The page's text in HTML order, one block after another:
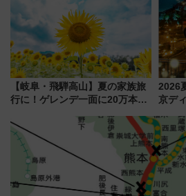
験ブースも アクセスや申込方法
を解説
【岐阜・飛騨高山】夏の家族旅
行に！ゲレンデ一面に20万本の
アひまわり園」開園
2026
京デ
ーン
線に2